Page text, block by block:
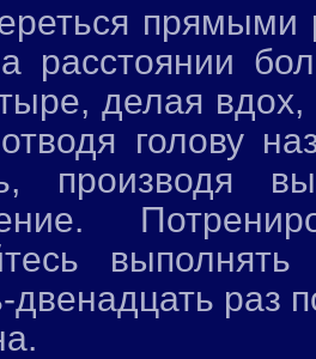
прямыми
расстоянии
делая вдох,
голову
производя
двенадцать раз